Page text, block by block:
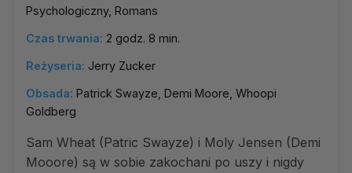
Psychologiczny, Romans
Czas trwania: 2 godz. 8 min.
Reżyseria: Jerry Zucker
Obsada: Patrick Swayze, Demi Moore, Whoopi
Goldberg
Sam Wheat (Patric Swayze) i Moly Jensen (Demi
Mooore) są w sobie zakochani po uszy i nigdy